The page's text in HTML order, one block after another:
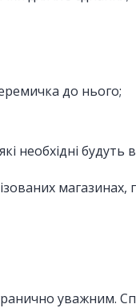
до нього;
будуть в
уважним.